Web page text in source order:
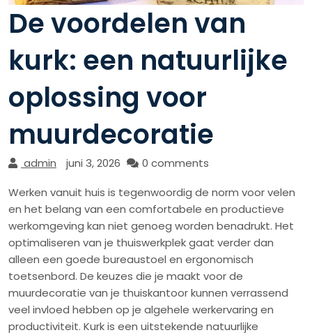
De voordelen van
kurk: een natuurlijke
oplossing voor
muurdecoratie
admin juni 3, 2026
0 comments
Werken vanuit huis is tegenwoordig de norm voor velen
en het belang van een comfortabele en productieve
werkomgeving kan niet genoeg worden benadrukt. Het
optimaliseren van je thuiswerkplek gaat verder dan
alleen een goede bureaustoel en ergonomisch
toetsenbord. De keuzes die je maakt voor de
muurdecoratie van je thuiskantoor kunnen verrassend
veel invloed hebben op je algehele werkervaring en
productiviteit. Kurk is een uitstekende natuurlijke